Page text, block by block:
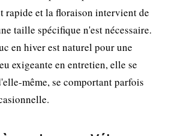
rapide et la floraison intervient de
taille spécifique n'est nécessaire.
en hiver est naturel pour une
exigeante en entretien, elle se
même, se comportant parfois